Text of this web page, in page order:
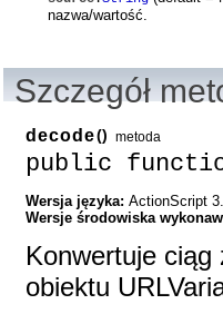
nazwa/wartość.
Szczegół
decode() metoda
public
Wersja języka: ActionScript
Wersje środowiska
Konwertuje ciąg
obiektu